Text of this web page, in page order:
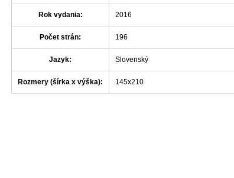
Rok vydania: 2016
Počet strán: 196
Jazyk: Slovenský
Rozmery (šírka x výška): 145x210